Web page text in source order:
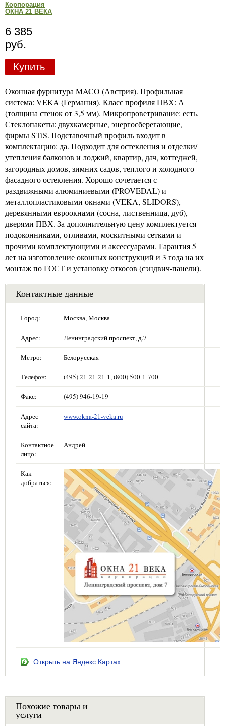
Корпорация
ОКНА 21 ВЕКА
6 385
руб.
Купить
Оконная фурнитура MACO (Австрия). Профильная
система: VEKA (Германия). Класс профиля ПВХ: А
(толщина стенок от 3,5 мм). Микропроветривание: есть.
Стеклопакеты: двухкамерные, энергосберегающие,
фирмы STiS. Подставочный профиль входит в
комплектацию: да. Подходит для остекления и отделки/
утепления балконов и лоджий, квартир, дач, коттеджей,
загородных домов, зимних садов, теплого и холодного
фасадного остекления. Хорошо сочетается с
раздвижными алюминиевыми (PROVEDAL) и
металлопластиковыми окнами (VEKA, SLIDORS),
деревянными евроокнами (сосна, лиственница, дуб),
дверями ПВХ. За дополнительную цену комплектуется
подоконниками, отливами, москитными сетками и
прочими комплектующими и аксессуарами. Гарантия 5
лет на изготовление оконных конструкций и 3 года на их
монтаж по ГОСТ и установку откосов (сэндвич-панели).
Контактные данные
Город: Москва, Москва
Адрес: Ленинградский проспект, д.7
Метро: Белорусская
Телефон: (495) 21-21-21-1, (800) 500-1-700
Факс: (495) 946-19-19
Адрес
сайта:
www.okna-21-veka.ru
Контактное
лицо:
Андрей
Как
добраться:
Открыть на Яндекс.Картах
Похожие товары и
услуги